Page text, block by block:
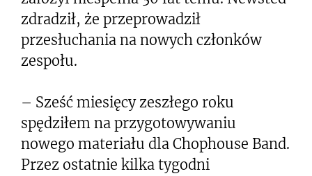
zdradził, że przeprowadził
przesłuchania na nowych członków
zespołu.
– Sześć miesięcy zeszłego roku
spędziłem na przygotowywaniu
nowego materiału dla Chophouse Band.
Przez ostatnie kilka tygodni